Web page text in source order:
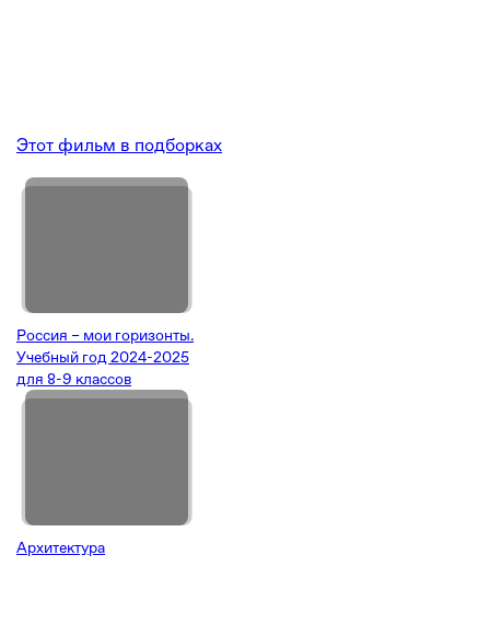
Этот фильм в подборках
Россия – мои горизонты.
Учебный год 2024-2025
для 8-9 классов
Архитектура